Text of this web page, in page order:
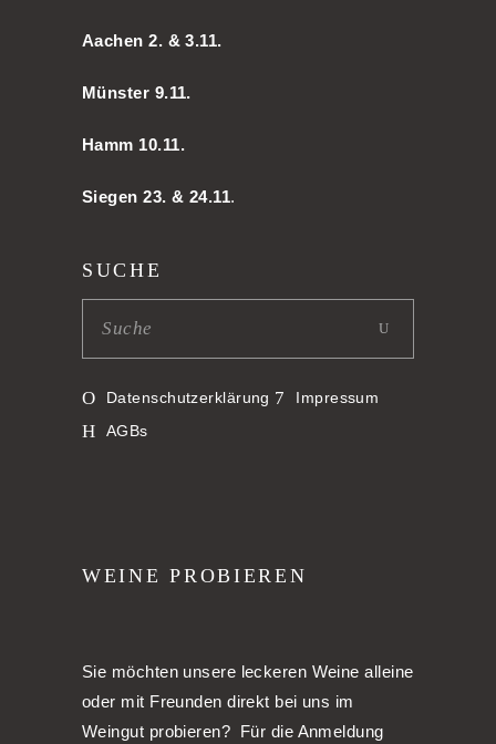
Aachen 2. & 3.11.
Münster 9.11.
Hamm 10.11.
Siegen 23. & 24.11.
SUCHE
Datenschutzerklärung
Impressum
AGBs
WEINE PROBIEREN
Sie möchten unsere leckeren Weine alleine
oder mit Freunden direkt bei uns im
Weingut probieren? Für die Anmeldung